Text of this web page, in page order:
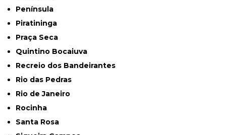
Península
Piratininga
Praça Seca
Quintino Bocaiuva
Recreio dos Bandeirantes
Rio das Pedras
Rio de Janeiro
Rocinha
Santa Rosa